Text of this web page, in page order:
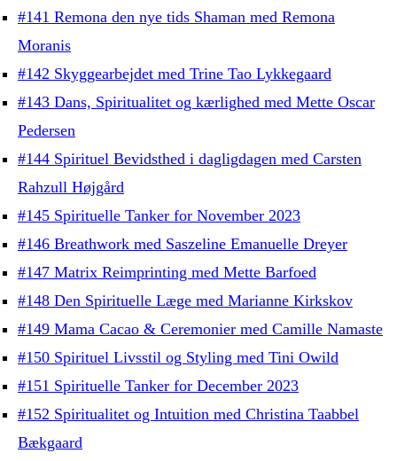
#141 Remona den nye tids Shaman med Remona
Moranis
#142 Skyggearbejdet med Trine Tao Lykkegaard
#143 Dans, Spiritualitet og kærlighed med Mette Oscar
Pedersen
#144 Spirituel Bevidsthed i dagligdagen med Carsten
Rahzull Højgård
#145 Spirituelle Tanker for November 2023
#146 Breathwork med Saszeline Emanuelle Dreyer
#147 Matrix Reimprinting med Mette Barfoed
#148 Den Spirituelle Læge med Marianne Kirkskov
#149 Mama Cacao & Ceremonier med Camille Namaste
#150 Spirituel Livsstil og Styling med Tini Owild
#151 Spirituelle Tanker for December 2023
#152 Spiritualitet og Intuition med Christina Taabbel
Bækgaard